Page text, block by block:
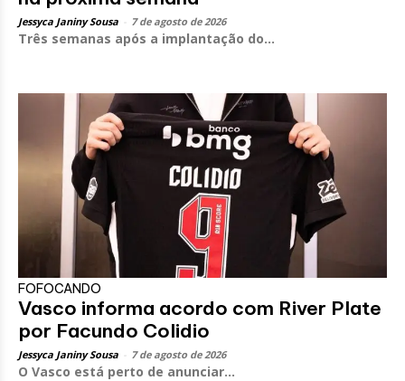
Jessyca Janiny Sousa 7 de agosto de 2026
Três semanas após a implantação do...
FOFOCANDO
Vasco informa acordo com River Plate
por Facundo Colidio
Jessyca Janiny Sousa 7 de agosto de 2026
O Vasco está perto de anunciar...